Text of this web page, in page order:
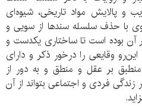
و پالایش مواد تاریخی، شیوه‌ای
وی با حذف سلسله سندها از سویی و
آن بوده است تا ساختاری یکدست و
وقایعی را درخور ذکر و دارای
بر عقل و منطق و به دور از
زندگی فردی و اجتماعی بتواند از آن